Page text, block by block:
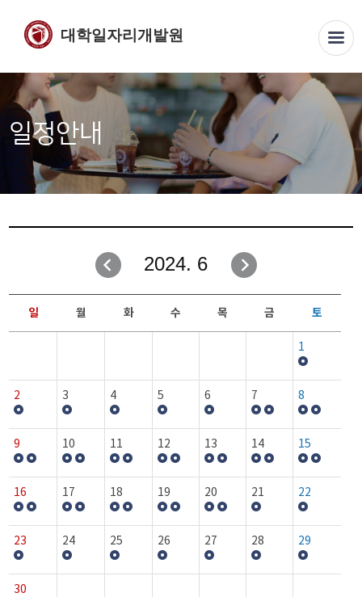
대학일자리개발원
일정안내
2024. 6
일 월 화 수 목 금 토
1
2 3 4 5 6 7 8
9 10 11 12 13 14 15
16 17 18 19 20 21 22
23 24 25 26 27 28 29
30